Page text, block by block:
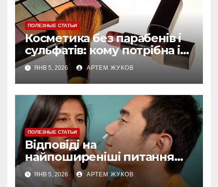
ПОЛЕЗНЫЕ СТАТЬИ
Косметика без парабенів і
сульфатів: кому потрібна і
як обирати
ЯНВ 5, 2026 АРТЕМ ЖУКОВ
ПОЛЕЗНЫЕ СТАТЬИ
Відповіді на
найпоширеніші питання
про догляд за губами
ЯНВ 5, 2026 АРТЕМ ЖУКОВ